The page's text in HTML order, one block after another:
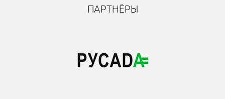
ПАРТНЁРЫ